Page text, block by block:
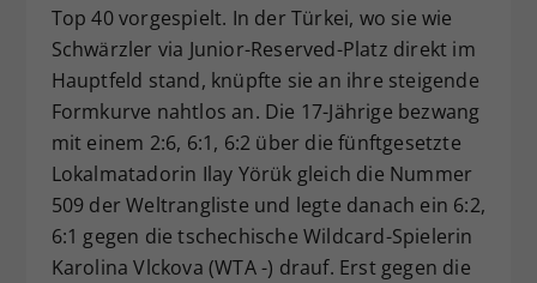
Top 40 vorgespielt. In der Türkei, wo sie wie
Schwärzler via Junior-Reserved-Platz direkt im
Hauptfeld stand, knüpfte sie an ihre steigende
Formkurve nahtlos an. Die 17-Jährige bezwang
mit einem 2:6, 6:1, 6:2 über die fünftgesetzte
Lokalmatadorin Ilay Yörük gleich die Nummer
509 der Weltrangliste und legte danach ein 6:2,
6:1 gegen die tschechische Wildcard-Spielerin
Karolina Vlckova (WTA -) drauf. Erst gegen die